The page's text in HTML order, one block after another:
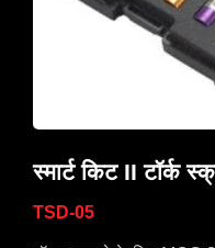
स्मार्ट किट II टॉर्क
TSD-05